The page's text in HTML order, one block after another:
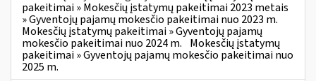
pakeitimai » Mokesčių įstatymų pakeitimai 2023 metais
» Gyventojų pajamų mokesčio pakeitimai nuo 2023 m.
Mokesčių įstatymų pakeitimai » Gyventojų pajamų
mokesčio pakeitimai nuo 2024 m. Mokesčių įstatymų
pakeitimai » Gyventojų pajamų mokesčio pakeitimai nuo
2025 m.